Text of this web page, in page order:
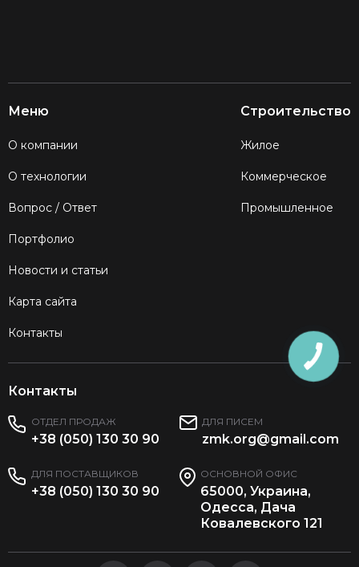
Меню
О компании
О технологии
Вопрос / Ответ
Портфолио
Новости и статьи
Карта сайта
Контакты
Строительство
Жилое
Коммерческое
Промышленное
Контакты
ОТДЕЛ ПРОДАЖ
+38 (050) 130 30 90
ДЛЯ ПОСТАВЩИКОВ
+38 (050) 130 30 90
ДЛЯ ПИСЕМ
zmk.org@gmail.com
ОСНОВНОЙ ОФИС
65000, Украина,
Одесса, Дача
Ковалевского 121